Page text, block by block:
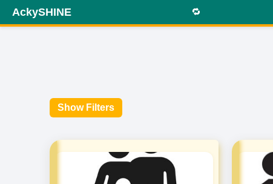
AckySHINE 🔁
Show Filters